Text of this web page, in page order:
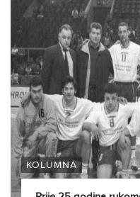
KOLUMNA